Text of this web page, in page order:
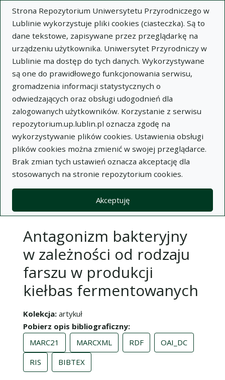
Strona Repozytorium Uniwersytetu Przyrodniczego w
Lublinie wykorzystuje pliki cookies (ciasteczka). Są to
dane tekstowe, zapisywane przez przeglądarkę na
urządzeniu użytkownika. Uniwersytet Przyrodniczy w
Lublinie ma dostęp do tych danych. Wykorzystywane
są one do prawidłowego funkcjonowania serwisu,
gromadzenia informacji statystycznych o
odwiedzających oraz obsługi udogodnień dla
zalogowanych użytkowników. Korzystanie z serwisu
repozytorium.up.lublin.pl oznacza zgodę na
wykorzystywanie plików cookies. Ustawienia obsługi
plików cookies można zmienić w swojej przeglądarce.
Brak zmian tych ustawień oznacza akceptację dla
stosowanych na stronie repozytorium cookies.
Akceptuję
Wyszukaj
Repozytorium Uniwersytetu
Przyrodniczego w Lublinie
Kolekcje
artykuł
Antagonizm bakteryjny w zależności od rodzaju farszu w
produkcji kiełbas fermentowanych
Antagonizm bakteryjny
w zależności od rodzaju
farszu w produkcji
kiełbas fermentowanych
Kolekcja artykuł
Pobierz opis bibliograficzny
MARC21
MARCXML RDF
OAI_DC
RIS
BIBTEX